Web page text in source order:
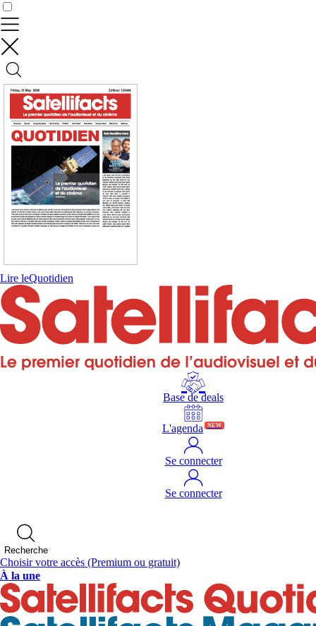
Lire leQuotidien
Base de deals
L'agenda NEW
Se connecter
Se connecter
Recherche
Choisir votre accès (Premium ou gratuit)
À la une
Contrôler vos données